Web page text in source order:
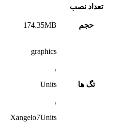
تعداد نصب
حجم 174.35MB
تگ ها
graphics
,
Units
,
Xangelo7Units